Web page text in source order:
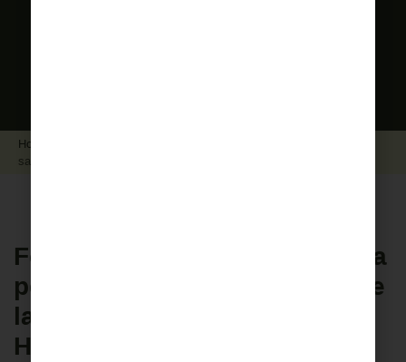
Home
saharaui de la mano de voluntarios del Hospital Clínico San Carlos
Formación en cardiología para
personal sanitario saharaui de
la mano de voluntarios del
Hospital Clínico San Carlos